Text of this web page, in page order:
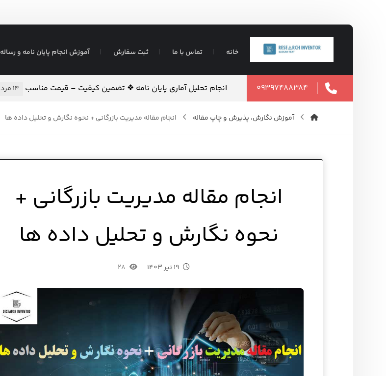
خانه تماس با ما ثبت سفارش آموزش انجام پایان نامه و رساله
۰۹۳۹۷۴۸۸۳۸۴ انجام تحلیل آماری پایان نامه ❖ تضمین کیفیت – قیمت مناسب ۱۴ مرداد ۱۴۰۵ ⇶ فوری ۱۲ مرداد ۱۴۰۵
آموزش نگارش، پذیرش و چاپ مقاله انجام مقاله مدیریت بازرگانی + نحوه نگارش و تحلیل داده ها
انجام مقاله مدیریت بازرگانی +
نحوه نگارش و تحلیل داده ها
۱۹ تیر ۱۴۰۳ ۲۸